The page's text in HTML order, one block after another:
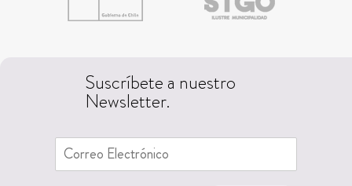
Suscríbete a nuestro
Newsletter.